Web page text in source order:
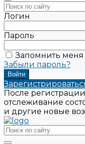
Логин
Пароль
Запомнить меня
Забыли пароль?
После
отслеживание
и другие новые